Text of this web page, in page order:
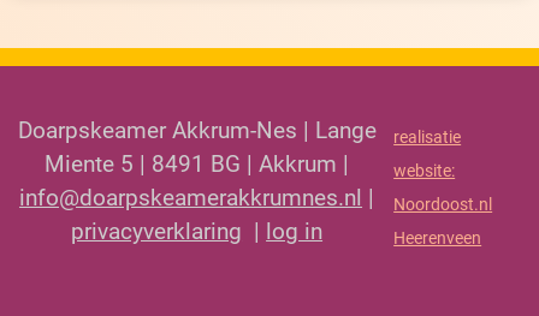
Doarpskeamer Akkrum-Nes | Lange
Miente 5 | 8491 BG | Akkrum |
info@doarpskeamerakkrumnes.nl |
privacyverklaring | log in
realisatie
website:
Noordoost.nl
Heerenveen